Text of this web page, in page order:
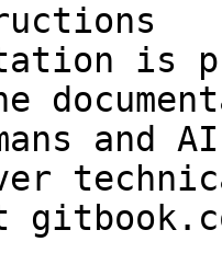
is
and